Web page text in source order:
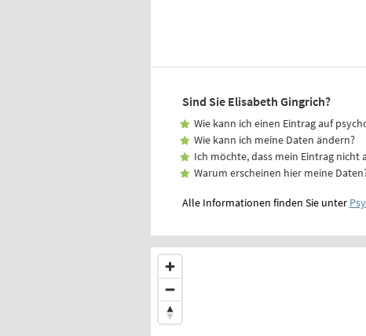
Sind Sie Elisabeth Gingrich?
Wie kann ich einen Eintrag auf
Wie kann ich meine Daten ändern?
Ich möchte, dass mein Eintrag nicht
Warum erscheinen hier meine
Alle Informationen finden Sie unter